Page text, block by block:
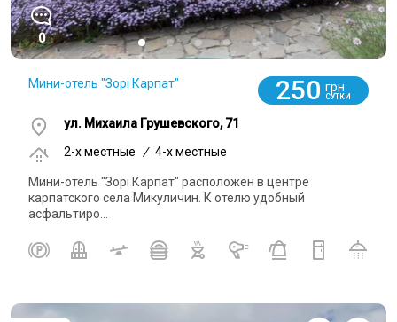
0
Мини-отель "Зорі Карпат" 250 грн
СУТКИ
ул. Михаила Грушевского, 71
2-x местные / 4-x местные
Мини-отель "Зорі Карпат" расположен в центре
карпатского села Микуличин. К отелю удобный
асфальтиро...